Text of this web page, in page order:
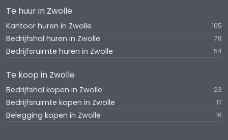
Te huur in Zwolle
Kantoor huren in Zwolle 105
Bedrijfshal huren in Zwolle 78
Bedrijfsruimte huren in Zwolle 54
Te koop in Zwolle
Bedrijfshal kopen in Zwolle 23
Bedrijfsruimte kopen in Zwolle 17
Belegging kopen in Zwolle 16